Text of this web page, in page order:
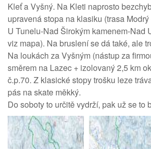
Kleť a Vyšný. Na Kleti naprosto
upravená stopa na klasiku (trasa
U Tunelu-Nad Širokým kamenem-Nad
viz mapa). Na bruslení se dá také, ale
Na loukách za Vyšným (nástup za
směrem na Lazec + izolovaný 2,5 km
č.p.70. Z klasické stopy trošku leze
pás na skate měkký.
Do soboty to určitě vydrží, pak už se to